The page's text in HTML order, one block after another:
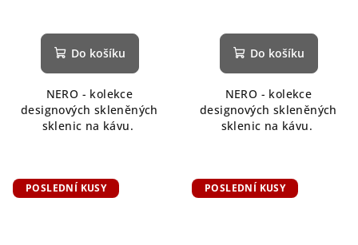
Do košíku
NERO - kolekce
designových skleněných
sklenic na kávu.
Do košíku
NERO - kolekce
designových skleněných
sklenic na kávu.
POSLEDNÍ KUSY POSLEDNÍ KUSY